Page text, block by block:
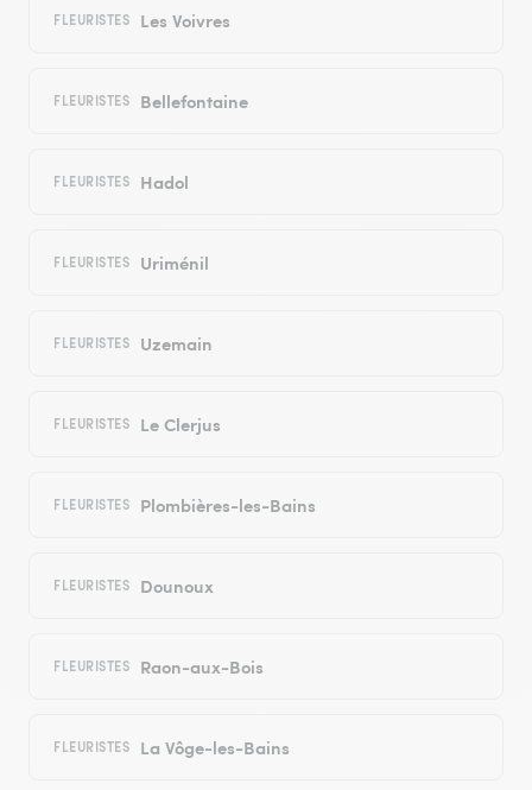
FLEURISTES Les Voivres
FLEURISTES Bellefontaine
FLEURISTES Hadol
FLEURISTES Uriménil
FLEURISTES Uzemain
FLEURISTES Le Clerjus
FLEURISTES Plombières-les-Bains
FLEURISTES Dounoux
FLEURISTES Raon-aux-Bois
FLEURISTES La Vôge-les-Bains